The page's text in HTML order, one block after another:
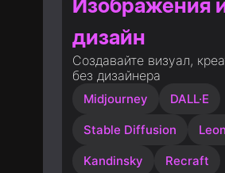
Изображения
дизайн
Создавайте визуал,
без дизайнера
Midjourney DALL·E
Stable Diffusion
Kandinsky Recraft